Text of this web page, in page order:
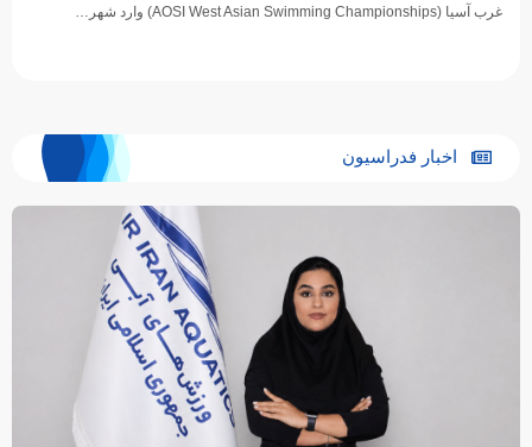
غرب آسیا (AOSI West Asian Swimming Championships) وارد شهر…
اخبار فدراسیون